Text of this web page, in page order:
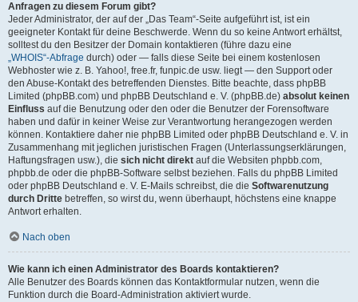
Anfragen zu diesem Forum gibt?
Jeder Administrator, der auf der „Das Team“-Seite aufgeführt ist, ist ein
geeigneter Kontakt für deine Beschwerde. Wenn du so keine Antwort erhältst,
solltest du den Besitzer der Domain kontaktieren (führe dazu eine
„WHOIS“-Abfrage durch) oder — falls diese Seite bei einem kostenlosen
Webhoster wie z. B. Yahoo!, free.fr, funpic.de usw. liegt — den Support oder
den Abuse-Kontakt des betreffenden Dienstes. Bitte beachte, dass phpBB
Limited (phpBB.com) und phpBB Deutschland e. V. (phpBB.de) absolut keinen
Einfluss auf die Benutzung oder den oder die Benutzer der Forensoftware
haben und dafür in keiner Weise zur Verantwortung herangezogen werden
können. Kontaktiere daher nie phpBB Limited oder phpBB Deutschland e. V. in
Zusammenhang mit jeglichen juristischen Fragen (Unterlassungserklärungen,
Haftungsfragen usw.), die sich nicht direkt auf die Websiten phpbb.com,
phpbb.de oder die phpBB-Software selbst beziehen. Falls du phpBB Limited
oder phpBB Deutschland e. V. E-Mails schreibst, die die Softwarenutzung
durch Dritte betreffen, so wirst du, wenn überhaupt, höchstens eine knappe
Antwort erhalten.
Nach oben
Wie kann ich einen Administrator des Boards kontaktieren?
Alle Benutzer des Boards können das Kontaktformular nutzen, wenn die
Funktion durch die Board-Administration aktiviert wurde.